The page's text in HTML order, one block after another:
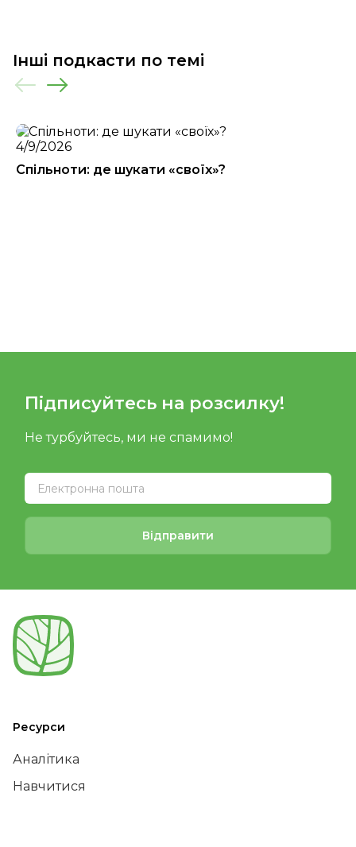
Інші подкасти по темі
4/9/2026
Спiльноти: де шукати «своїх»?
Підписуйтесь на розсилку!
Не турбуйтесь, ми не спамимо!
Відправити
Ресурси
Аналітика
Навчитися